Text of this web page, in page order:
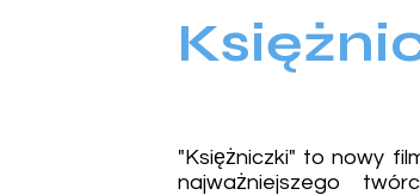
"Księżniczki" to nowy
najważniejszego